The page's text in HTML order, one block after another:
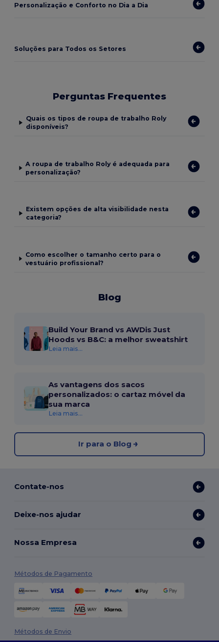
Personalização e Conforto no Dia a Dia
Soluções para Todos os Setores
Perguntas Frequentes
Quais os tipos de roupa de trabalho Roly
disponíveis?
A roupa de trabalho Roly é adequada para
personalização?
Existem opções de alta visibilidade nesta
categoria?
Como escolher o tamanho certo para o
vestuário profissional?
Blog
Build Your Brand vs AWDis Just
Hoods vs B&C: a melhor sweatshirt
Leia mais...
As vantagens dos sacos
personalizados: o cartaz móvel da
sua marca
Leia mais...
Ir para o Blog
Contate-nos
Deixe-nos ajudar
Nossa Empresa
Métodos de Pagamento
Métodos de Envio